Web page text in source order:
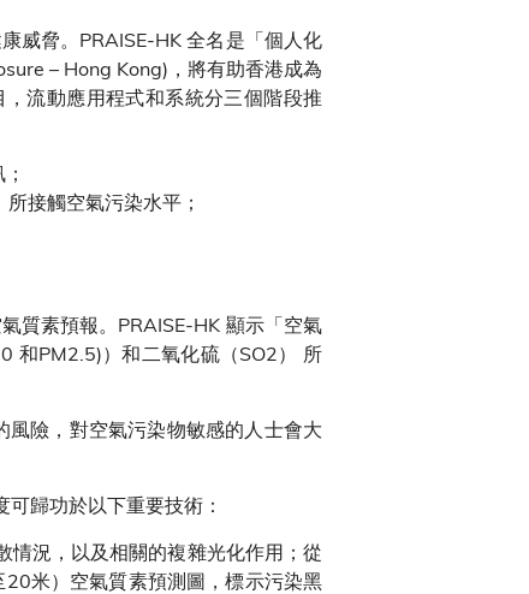
威脅。PRAISE-HK 全名是「個人化
– Hong Kong)，將有助香港成為
流動應用程式和系統分三個階段推
接觸空氣污染水平；
質素預報。PRAISE-HK 顯示「空氣
和PM2.5)）和二氧化硫（SO2） 所
險，對空氣污染物敏感的人士會大
歸功於以下重要技術：
況，以及相關的複雜光化作用；從
米）空氣質素預測圖，標示污染黑